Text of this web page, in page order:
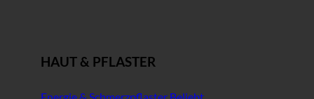
HAUT & PFLASTER